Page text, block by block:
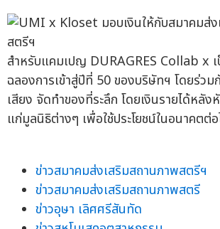
สำหรับแคมเปญ DURAGRES Collab x เ
ฉลองการเข้าสู่ปีที่ 50 ของบริษัทฯ โดยร่ว
เสียง จัดทำของที่ระลึก โดยเงินรายได้หลัง
แก่มูลนิธิต่างๆ เพื่อใช้ประโยชน์ในอนาคตต่อ
ข่าวสมาคมส่งเสริมสถานภาพสตรีฯ
ข่าวสมาคมส่งเสริมสถานภาพสตรี
ข่าวอุษา เลิศศรีสันทัด